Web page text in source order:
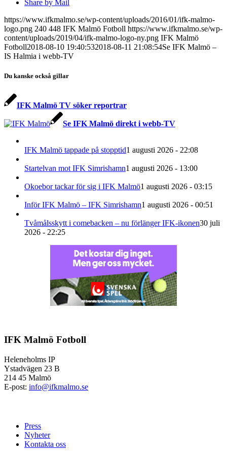
Share by Mail
https://www.ifkmalmo.se/wp-content/uploads/2016/01/ifk-malmo-
logo.png 240 448 IFK Malmö Fotboll https://www.ifkmalmo.se/wp-
content/uploads/2019/04/ifk-malmo-logo-ny.png IFK Malmö
Fotboll2018-08-10 19:40:532018-08-11 21:08:54Se IFK Malmö –
IS Halmia i webb-TV
Du kanske också gillar
IFK Malmö TV söker reportrar
Se IFK Malmö direkt i webb-TV
IFK Malmö tappade på stopptid1 augusti 2026 - 22:08
Startelvan mot IFK Simrishamn1 augusti 2026 - 13:00
Okoebor tackar för sig i IFK Malmö1 augusti 2026 - 03:15
Inför IFK Malmö – IFK Simrishamn1 augusti 2026 - 00:51
Tvåmålsskytt i comebacken – nu förlänger IFK-ikonen30 juli
2026 - 22:25
IFK Malmö Fotboll
Heleneholms IP
Ystadvägen 23 B
214 45 Malmö
E-post: info@ifkmalmo.se
Press
Nyheter
Kontakta oss